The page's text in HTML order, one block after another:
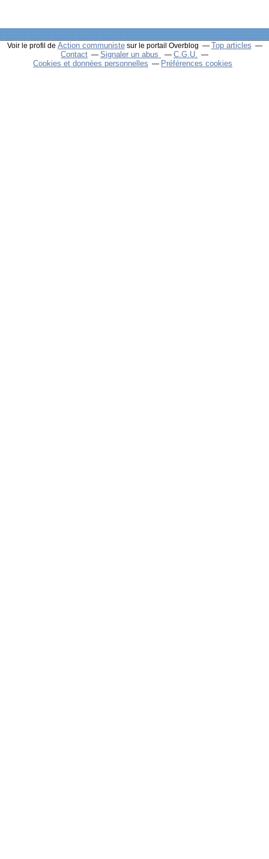
Voir le profil de Action communistesur le portail Overblog
Top articles
Contact
Signaler un abus
C.G.U.
Cookies et données personnelles
Préférences cookies